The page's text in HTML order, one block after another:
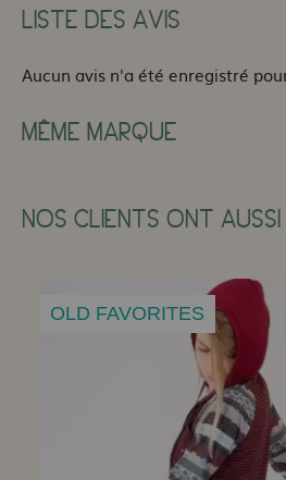
LISTE DES AVIS
Aucun avis n'a été enregistré
MÊME MARQUE
NOS CLIENTS ONT AUSSI
OLD FAVORITES